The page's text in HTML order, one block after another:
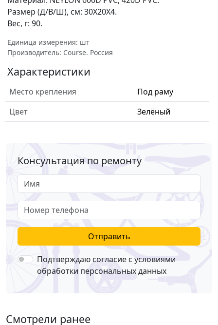
Размер (Д/В/Ш), см: 30Х20Х4.
Вес, г: 90.
Единица измерения: шт
Производитель: Course. Россия
Характеристики
Место крепления
Под раму
Цвет
Зелёный
Консультация по ремонту
Имя
Номер телефона
Отправить
Подтверждаю согласие с условиями
обработки персональных данных
Смотрели ранее